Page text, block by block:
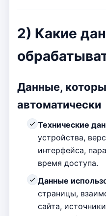
2) Какие
Данные,
автоматически
Технические
устройства,
интерфейса,
время доступа.
Данные
страницы,
сайта,